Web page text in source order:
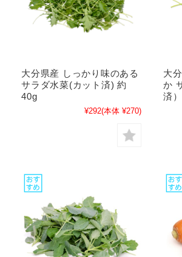
大分県産 しっかり味のある
サラダ水菜(カット済) 約
40g
¥292(本体 ¥270)
大
か
済